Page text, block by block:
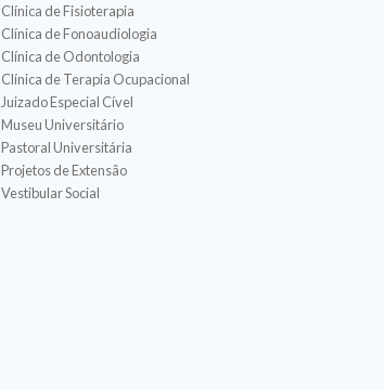
Clínica de Fisioterapia
Clínica de Fonoaudiologia
Clínica de Odontologia
Clínica de Terapia Ocupacional
Juizado Especial Cível
Museu Universitário
Pastoral Universitária
Projetos de Extensão
Vestibular Social